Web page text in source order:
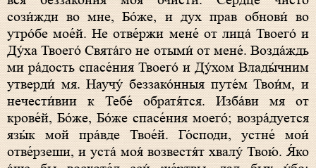
сози́жди во мне, Бо́же, и дух прав обнови́ во
утро́бе мое́й. Не отве́ржи мене́ от лица́ Твоего́ и
Ду́ха Твоего́ Свята́го не отыми́ от мене́. Возда́ждь
ми ра́дость спасе́ния Твоего́ и Ду́хом Влады́чним
утверди́ мя. Научу́ беззако́нныя путе́м Твои́м, и
нечести́вии к Тебе́ обратя́тся. Изба́ви мя от
крове́й, Бо́же, Бо́же спасе́ния моего́; возра́дуется
язы́к мой пра́вде Твое́й. Го́споди, устне́ мои́
отве́рзеши, и уста́ моя́ возвестя́т хвалу́ Твою́. Я́ко